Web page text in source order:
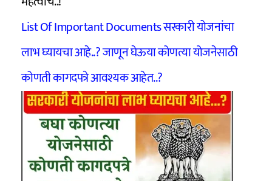
List Of Important Documents सरकारी योजनांचा
लाभ घ्यायचा आहे..? जाणून घेऊया कोणत्या योजनेसाठी
कोणती कागदपत्रे आवश्यक आहेत..?